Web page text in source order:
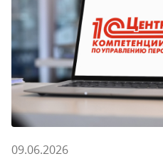
09.06.2026